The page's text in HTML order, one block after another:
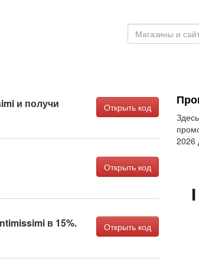
и получи
Открыть код
Открыть код
в 15%. Открыть код
2026